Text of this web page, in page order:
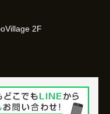
2F